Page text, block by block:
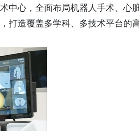
中心，全面布局机器人手术、心
打造覆盖多学科、多技术平台的